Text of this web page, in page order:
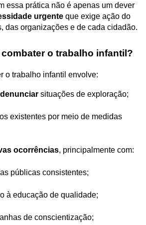
essa prática não é apenas um dever
urgente que exige ação do
das organizações e de cada cidadão.
o trabalho infantil?
o trabalho infantil envolve:
denunciar situações de exploração;
existentes por meio de medidas
ocorrências, principalmente com:
públicas consistentes;
à educação de qualidade;
de conscientização;